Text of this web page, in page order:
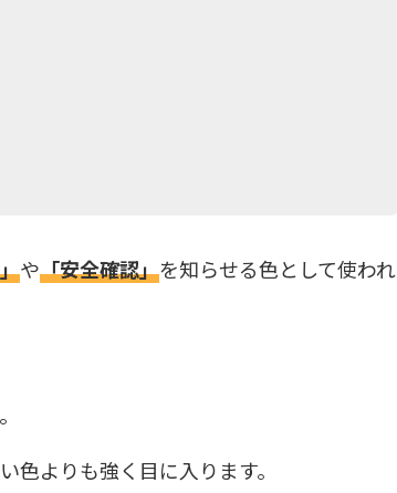
や「安全確認」を知らせる色として使われ
色よりも強く目に入ります。